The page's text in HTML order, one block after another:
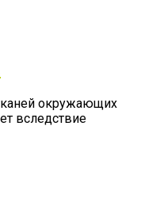
окружающих
вследствие